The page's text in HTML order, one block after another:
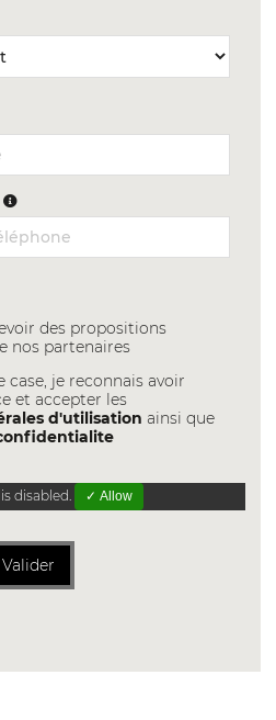
des propositions
nos partenaires
case, je reconnais avoir
et accepter les
d'utilisation ainsi que
disabled. ✓ Allow
Valider